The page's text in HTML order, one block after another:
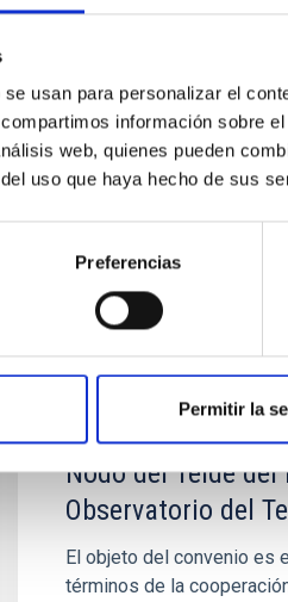
usan para personalizar el
información sobre
web, quienes pueden
uso que haya hecho de sus
Preferencias
Permitir la
Convenio entre
Observatory
Network, Santa
el Instituto de
Canarias para la
Nodo del Teide del
Observatorio del
El objeto del convenio es
términos de la